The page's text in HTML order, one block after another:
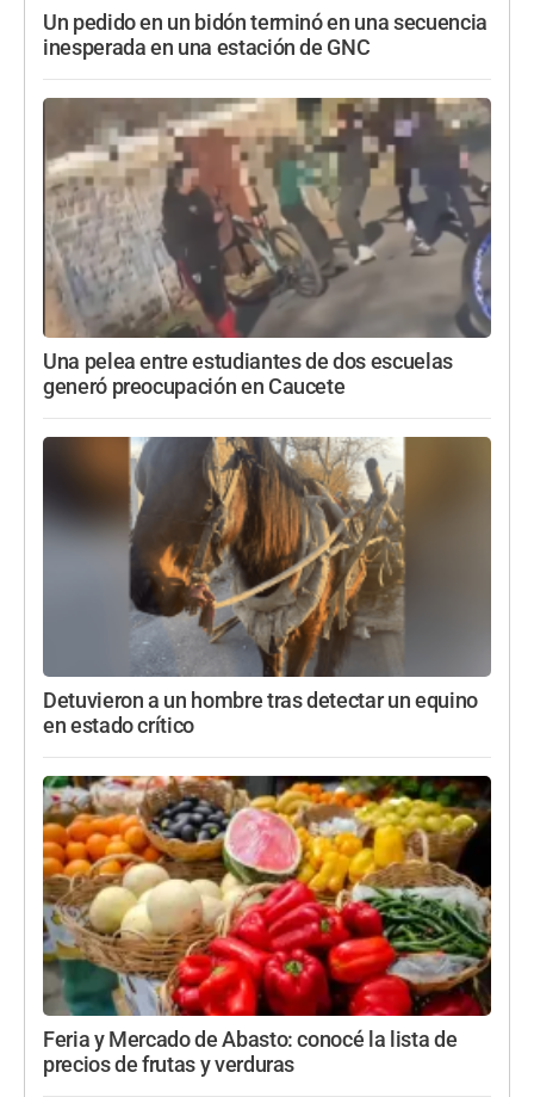
Un pedido en un bidón terminó en una secuencia
inesperada en una estación de GNC
Una pelea entre estudiantes de dos escuelas
generó preocupación en Caucete
Detuvieron a un hombre tras detectar un equino
en estado crítico
Feria y Mercado de Abasto: conocé la lista de
precios de frutas y verduras